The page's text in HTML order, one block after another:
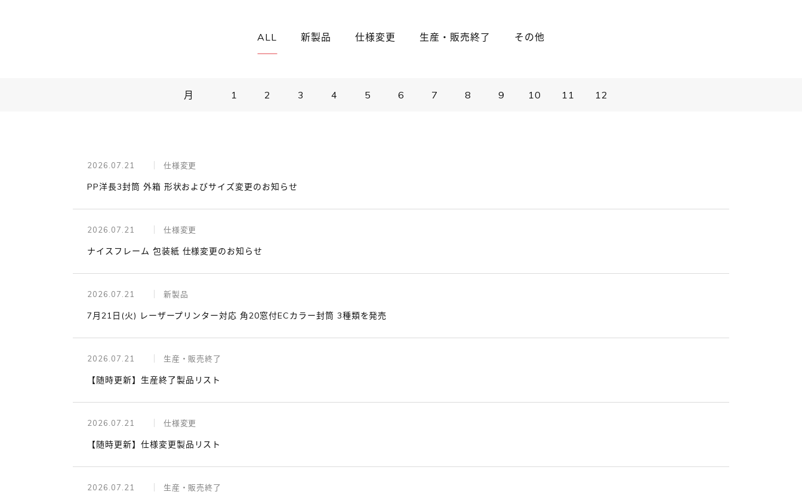
ALL 新製品 仕様変更 生産・販売終了 その他
月 1 2 3 4 5 6 7 8 9 10 11 12
2026.07.21 仕様変更
PP洋長3封筒 外箱 形状およびサイズ変更のお知らせ
2026.07.21 仕様変更
ナイスフレーム 包装紙 仕様変更のお知らせ
2026.07.21 新製品
7月21日(火) レーザープリンター対応 角20窓付ECカラー封筒 3種類を発売
2026.07.21 生産・販売終了
【随時更新】生産終了製品リスト
2026.07.21 仕様変更
【随時更新】仕様変更製品リスト
2026.07.21 生産・販売終了